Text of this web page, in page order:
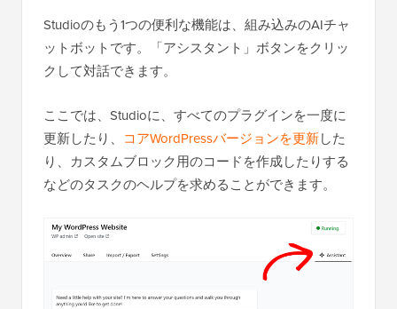
Studioのもう1つの便利な機能は、組み込みのAIチャ
ットボットです。「アシスタント」ボタンをクリッ
クして対話できます。
ここでは、Studioに、すべてのプラグインを一度に
更新したり、 コアWordPressバージョンを更新した
り、カスタムブロック用のコードを作成したりする
などのタスクのヘルプを求めることができます。